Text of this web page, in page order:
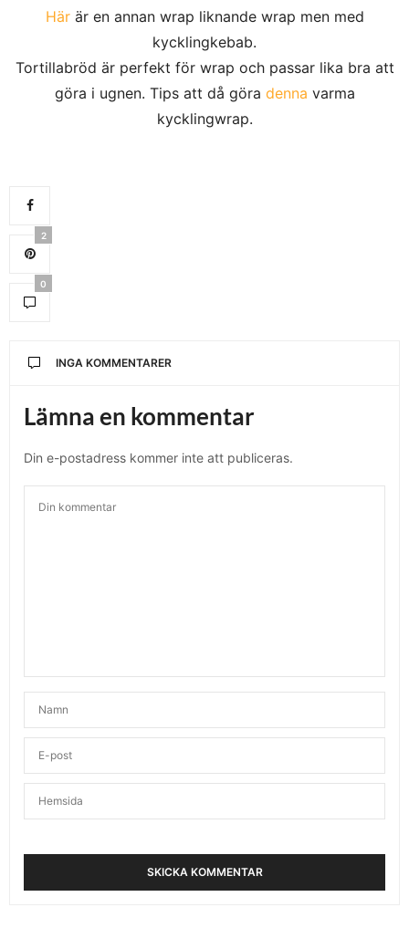
Härär en annan wrap liknande wrap men med
kycklingkebab.
Tortillabröd är perfekt för wrap och passar lika bra att
göra i ugnen. Tips att då göra denna varma
kycklingwrap.
2
0
INGA KOMMENTARER
Lämna en kommentar
Din e-postadress kommer inte att publiceras.